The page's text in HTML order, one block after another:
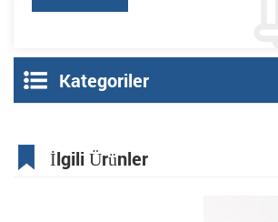
Kategoriler
İlgili Ürünler